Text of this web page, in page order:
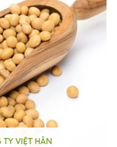
TY VIỆT HÂN